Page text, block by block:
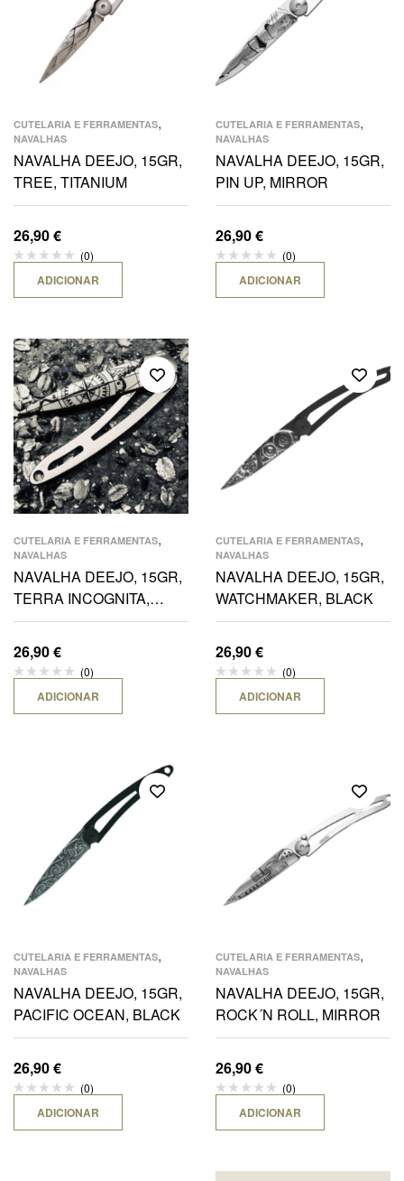
CUTELARIA E FERRAMENTAS,
NAVALHAS
NAVALHA DEEJO, 15GR,
TREE, TITANIUM
26,90€
(0)
ADICIONAR
CUTELARIA E FERRAMENTAS,
NAVALHAS
NAVALHA DEEJO, 15GR,
PIN UP, MIRROR
26,90€
(0)
ADICIONAR
CUTELARIA E FERRAMENTAS,
NAVALHAS
NAVALHA DEEJO, 15GR,
TERRA INCOGNITA,
TITANIUM
26,90€
(0)
ADICIONAR
CUTELARIA E FERRAMENTAS,
NAVALHAS
NAVALHA DEEJO, 15GR,
WATCHMAKER, BLACK
26,90€
(0)
ADICIONAR
CUTELARIA E FERRAMENTAS,
NAVALHAS
NAVALHA DEEJO, 15GR,
PACIFIC OCEAN, BLACK
26,90€
(0)
ADICIONAR
CUTELARIA E FERRAMENTAS,
NAVALHAS
NAVALHA DEEJO, 15GR,
ROCK´N ROLL, MIRROR
26,90€
(0)
ADICIONAR